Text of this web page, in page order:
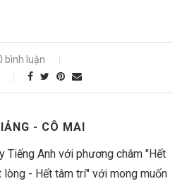
bình luận
- CÔ MAI
Tiếng Anh với phương châm "Hết
lòng - Hết tâm trí" với mong muốn